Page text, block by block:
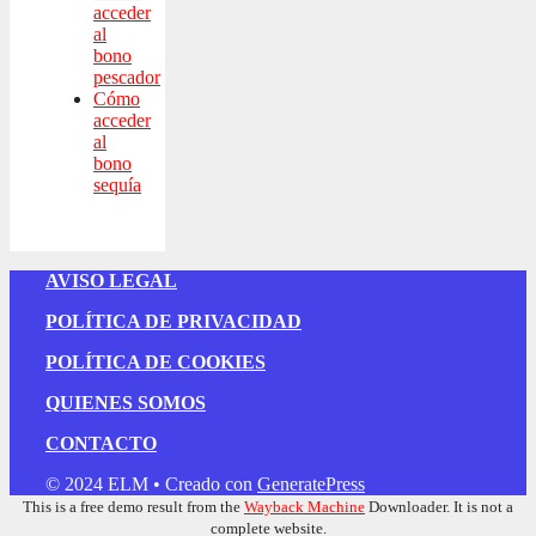
acceder
al
bono
pescador
Cómo
acceder
al
bono
sequía
AVISO LEGAL
POLÍTICA DE PRIVACIDAD
POLÍTICA DE COOKIES
QUIENES SOMOS
CONTACTO
© 2024 ELM • Creado con GeneratePress
This is a free demo result from the Wayback Machine Downloader. It is not a
complete website.